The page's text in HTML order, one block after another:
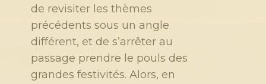
de revisiter les thèmes
précédents sous un angle
différent, et de s’arrêter au
passage prendre le pouls des
grandes festivités. Alors, en